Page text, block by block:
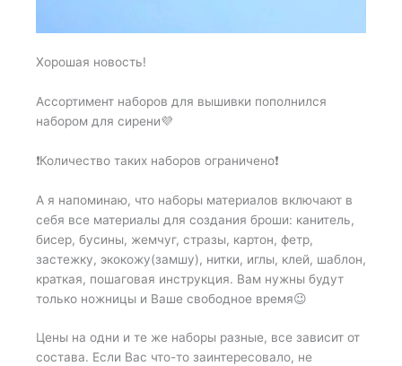
Хорошая новость!
Ассортимент наборов для вышивки пополнился
набором для сирени💜
❗️Количество таких наборов ограничено❗️
А я напоминаю, что наборы материалов включают в
себя все материалы для создания броши: канитель,
бисер, бусины, жемчуг, стразы, картон, фетр,
застежку, экокожу(замшу), нитки, иглы, клей, шаблон,
краткая, пошаговая инструкция. Вам нужны будут
только ножницы и Ваше свободное время😉
Цены на одни и те же наборы разные, все зависит от
состава. Если Вас что-то заинтересовало, не